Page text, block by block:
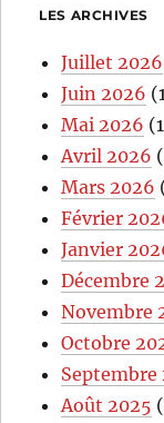
LES ARCHIVES
Juillet 2026
Juin 2026
Mai 2026
Avril 2026
Mars 2026
Février
Janvier
Décembre
Novembre
Octobre
Septembre
Août 2025